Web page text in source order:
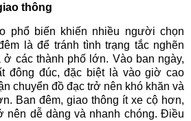
thông
phổ biến khiến nhiều người chọn
là để tránh tình trạng tắc nghẽn
các thành phố lớn. Vào ban ngày,
đông đúc, đặc biệt là vào giờ cao
chuyển đồ đạc trở nên khó khăn và
Ban đêm, giao thông ít xe cộ hơn,
nên dễ dàng và nhanh chóng. Điều